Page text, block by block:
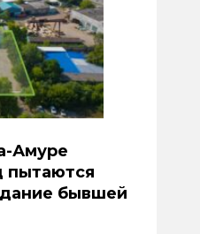
Амуре
пытаются
бывшей